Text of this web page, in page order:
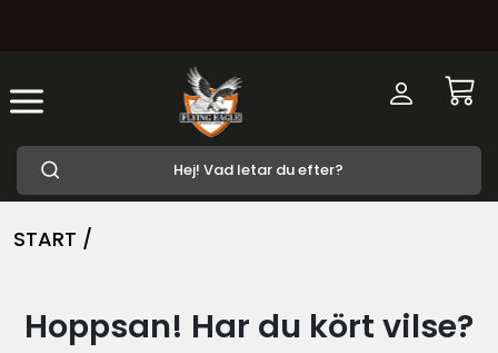
START /
Hoppsan! Har du kört vilse?